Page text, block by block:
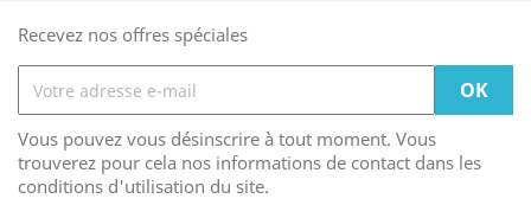
Recevez nos offres spéciales
Vous pouvez vous désinscrire à tout moment. Vous
trouverez pour cela nos informations de contact dans les
conditions d'utilisation du site.